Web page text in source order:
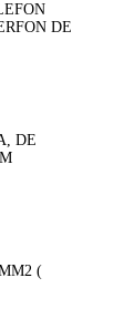
DE
DE
(